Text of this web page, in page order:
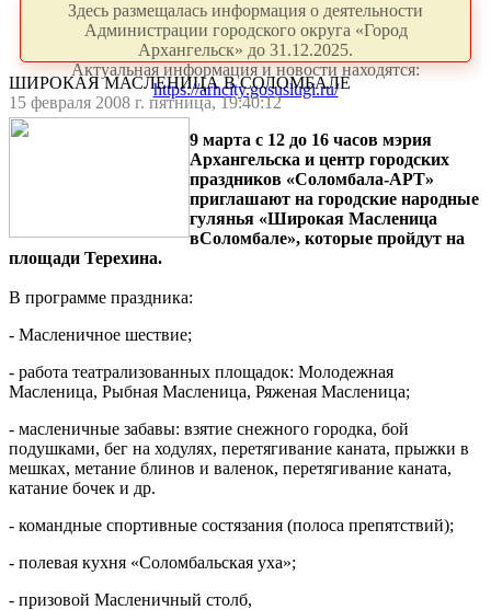
Здесь размещалась информация о деятельности
Администрации городского округа «Город
Архангельск» до 31.12.2025.
Актуальная информация и новости находятся:
https://arhcity.gosuslugi.ru/
ШИРОКАЯ МАСЛЕНИЦА В СОЛОМБАЛЕ
15 февраля 2008 г. пятница, 19:40:12
9 марта с 12 до 16 часов мэрия
Архангельска и центр городских
праздников «Соломбала-АРТ»
приглашают на городские народные
гулянья «Широкая Масленица
вСоломбале», которые пройдут на
площади Терехина.
В программе праздника:
- Масленичное шествие;
- работа театрализованных площадок: Молодежная
Масленица, Рыбная Масленица, Ряженая Масленица;
- масленичные забавы: взятие снежного городка, бой
подушками, бег на ходулях, перетягивание каната, прыжки в
мешках, метание блинов и валенок, перетягивание каната,
катание бочек и др.
- командные спортивные состязания (полоса препятствий);
- полевая кухня «Соломбальская уха»;
- призовой Масленичный столб,